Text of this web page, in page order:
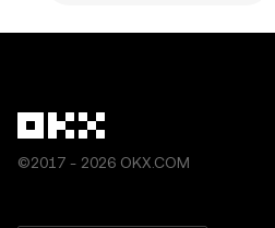
©2017 - 2026 OKX.COM